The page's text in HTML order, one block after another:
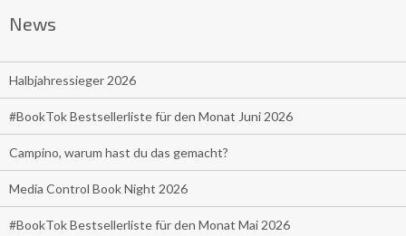
News
Halbjahressieger 2026
#BookTok Bestsellerliste für den Monat Juni 2026
Campino, warum hast du das gemacht?
Media Control Book Night 2026
#BookTok Bestsellerliste für den Monat Mai 2026